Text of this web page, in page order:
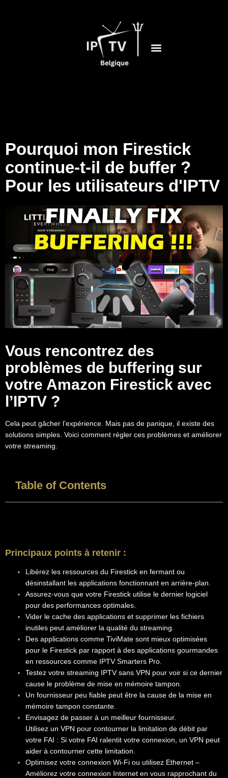
Pourquoi mon Firestick
continue-t-il de buffer ?
Pour les utilisateurs d'IPTV
Vous rencontrez des
problèmes de buffering sur
votre Amazon Firestick avec
l’IPTV ?
Cela peut gâcher l’expérience. Mais pas de panique, il existe des
solutions simples. Voici comment régler ces problèmes et améliorer
votre streaming.
Table of Contents
Principaux points à retenir :
Libérez les ressources du Firestick en fermant ou
désinstallant les applications fonctionnant en arrière-plan.
Assurez-vous que votre Firestick utilise le dernier logiciel
pour des performances optimales.
Vider le cache des applications et supprimer les fichiers
inutiles peut améliorer la qualité du streaming.
Des applications comme TiviMate sont mieux optimisées
pour le Firestick par rapport à des applications gourmandes
en ressources comme IPTV Smarters Pro.
Testez votre streaming IPTV sans VPN pour voir si ce dernier
cause le problème de mise en mémoire tampon.
Un fournisseur peu fiable peut être la cause de la mise en
mémoire tampon constante.
Envisagez de passer à un meilleur fournisseur.
Utilisez un VPN pour contourner la limitation de débit par
votre FAI : Si votre FAI ralentit votre connexion, un VPN peut
aider à contourner cette limitation.
Optimisez votre connexion Wi-Fi ou utilisez Ethernet –
Améliorez votre connexion Internet en vous rapprochant du